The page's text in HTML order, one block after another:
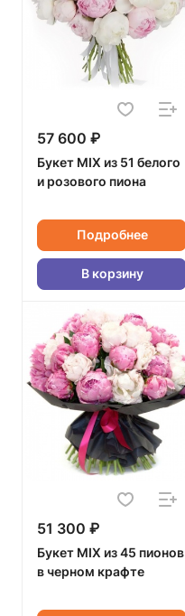
57 600 ₽
Букет MIX из 51 белого
и розового пиона
Подробнее
В корзину
51 300 ₽
Букет MIX из 45 пионов
в черном крафте